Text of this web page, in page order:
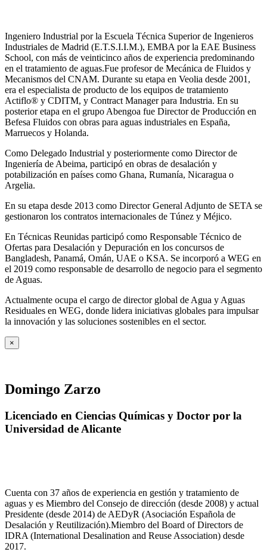
Ingeniero Industrial por la Escuela Técnica Superior de Ingenieros
Industriales de Madrid (E.T.S.I.I.M.), EMBA por la EAE Business
School, con más de veinticinco años de experiencia predominando
en el tratamiento de aguas.Fue profesor de Mecánica de Fluidos y
Mecanismos del CNAM. Durante su etapa en Veolia desde 2001,
era el especialista de producto de los equipos de tratamiento
Actiflo® y CDITM, y Contract Manager para Industria. En su
posterior etapa en el grupo Abengoa fue Director de Producción en
Befesa Fluidos con obras para aguas industriales en España,
Marruecos y Holanda.
Como Delegado Industrial y posteriormente como Director de
Ingeniería de Abeima, participó en obras de desalación y
potabilización en países como Ghana, Rumanía, Nicaragua o
Argelia.
En su etapa desde 2013 como Director General Adjunto de SETA se
gestionaron los contratos internacionales de Túnez y Méjico.
En Técnicas Reunidas participó como Responsable Técnico de
Ofertas para Desalación y Depuración en los concursos de
Bangladesh, Panamá, Omán, UAE o KSA. Se incorporó a WEG en
el 2019 como responsable de desarrollo de negocio para el segmento
de Aguas.
Actualmente ocupa el cargo de director global de Agua y Aguas
Residuales en WEG, donde lidera iniciativas globales para impulsar
la innovación y las soluciones sostenibles en el sector.
×
Domingo Zarzo
Licenciado en Ciencias Químicas y Doctor por la
Universidad de Alicante
Cuenta con 37 años de experiencia en gestión y tratamiento de
aguas y es Miembro del Consejo de dirección (desde 2008) y actual
Presidente (desde 2014) de AEDyR (Asociación Española de
Desalación y Reutilización).Miembro del Board of Directors de
IDRA (International Desalination and Reuse Association) desde
2017.